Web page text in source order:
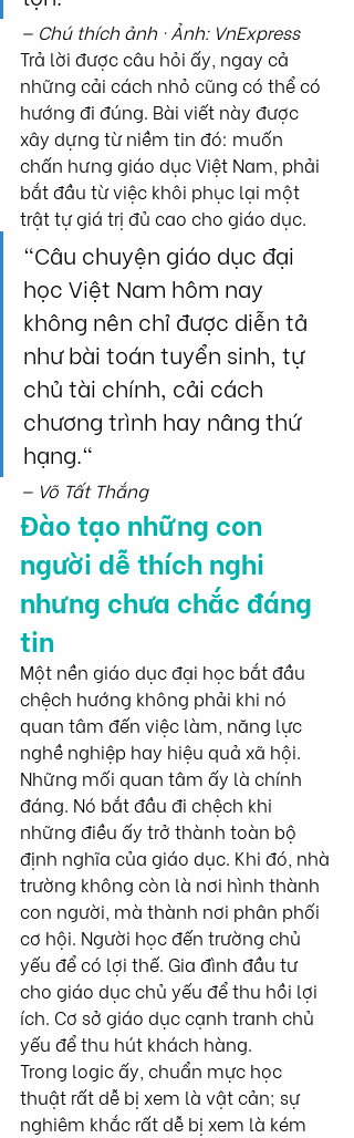
— Chú thích ảnh · Ảnh: VnExpress
Trả lời được câu hỏi ấy, ngay cả
những cải cách nhỏ cũng có thể có
hướng đi đúng. Bài viết này được
xây dựng từ niềm tin đó: muốn
chấn hưng giáo dục Việt Nam, phải
bắt đầu từ việc khôi phục lại một
trật tự giá trị đủ cao cho giáo dục.
"Câu chuyện giáo dục đại
học Việt Nam hôm nay
không nên chỉ được diễn tả
như bài toán tuyển sinh, tự
chủ tài chính, cải cách
chương trình hay nâng thứ
hạng."
— Võ Tất Thắng
Đào tạo những con
người dễ thích nghi
nhưng chưa chắc đáng
tin
Một nền giáo dục đại học bắt đầu
chệch hướng không phải khi nó
quan tâm đến việc làm, năng lực
nghề nghiệp hay hiệu quả xã hội.
Những mối quan tâm ấy là chính
đáng. Nó bắt đầu đi chệch khi
những điều ấy trở thành toàn bộ
định nghĩa của giáo dục. Khi đó, nhà
trường không còn là nơi hình thành
con người, mà thành nơi phân phối
cơ hội. Người học đến trường chủ
yếu để có lợi thế. Gia đình đầu tư
cho giáo dục chủ yếu để thu hồi lợi
ích. Cơ sở giáo dục cạnh tranh chủ
yếu để thu hút khách hàng.
Trong logic ấy, chuẩn mực học
thuật rất dễ bị xem là vật cản; sự
nghiêm khắc rất dễ bị xem là kém